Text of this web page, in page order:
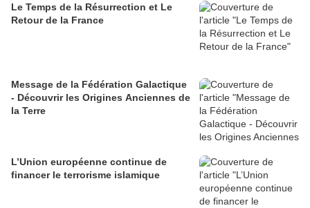
Le Temps de la Résurrection et Le
Retour de la France
Message de la Fédération Galactique
- Découvrir les Origines Anciennes de
la Terre
L’Union européenne continue de
financer le terrorisme islamique